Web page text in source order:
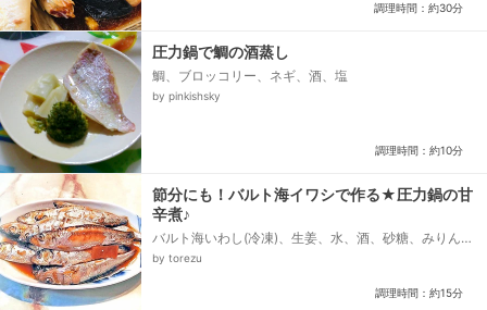
調理時間：約30分
圧力鍋で鯛の酒蒸し
鯛、ブロッコリー、ネギ、酒、塩
by pinkishsky
調理時間：約10分
節分にも！バルト海イワシで作る★圧力鍋の甘
辛煮♪
バルト海いわし(冷凍)、生姜、水、酒、砂糖、みりん、
醤油
by torezu
調理時間：約15分